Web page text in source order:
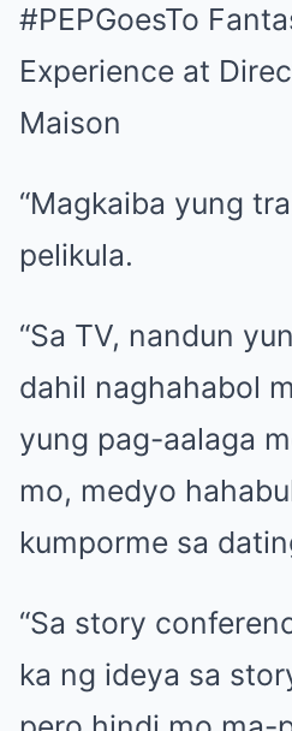
#PEPGoesTo
Experience at
Maison
“Magkaiba yung
pelikula.
“Sa TV, nandun
dahil naghahabol
yung pag-aalaga
mo, medyo
kumporme sa
“Sa story
ka ng ideya sa